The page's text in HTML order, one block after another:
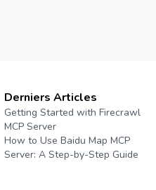
Derniers Articles
Getting Started with Firecrawl
MCP Server
How to Use Baidu Map MCP
Server: A Step-by-Step Guide